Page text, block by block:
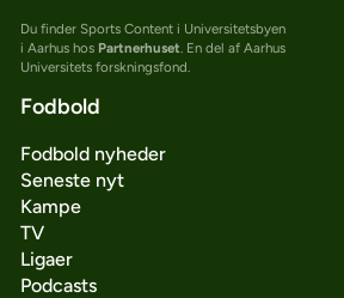
Du finder Sports Content i Universitetsbyen
i Aarhus hos Partnerhuset . En del af Aarhus
Universitets forskningsfond.
Fodbold
Fodbold nyheder
Seneste nyt
Kampe
TV
Ligaer
Podcasts